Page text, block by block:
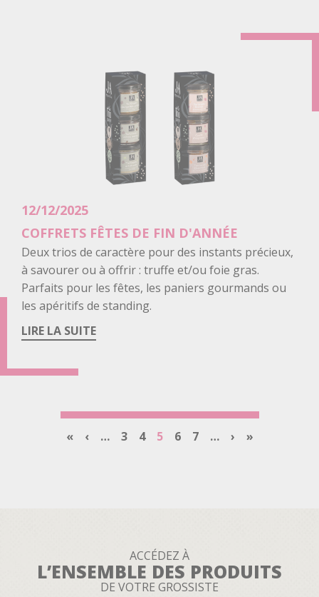
12/12/2025
COFFRETS FÊTES DE FIN D'ANNÉE
Body
Deux trios de caractère pour des instants précieux,
à savourer ou à offrir : truffe et/ou foie gras.
Parfaits pour les fêtes, les paniers gourmands ou
les apéritifs de standing.
LIRE LA SUITE
Pagination
Première
«
Page
‹ … Page
3 Page
4
Page
5 Page
6 Page
7 …
Page
›
Dernière
»
ACCÉDEZ À
L’ENSEMBLE DES PRODUITS
DE VOTRE GROSSISTE